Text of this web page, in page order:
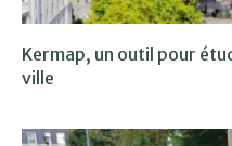
Kermap, un outil pour
ville